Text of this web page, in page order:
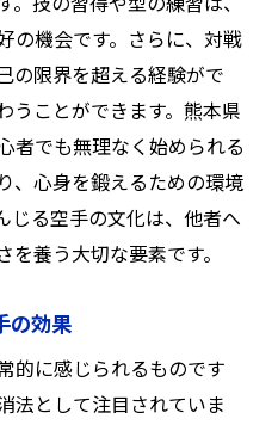
の機会です。さらに、対戦
の限界を超える経験がで
うことができます。熊本県
者でも無理なく始められる
、心身を鍛えるための環境
じる空手の文化は、他者へ
養う大切な要素です。
の効果
的に感じられるものです
法として注目されていま